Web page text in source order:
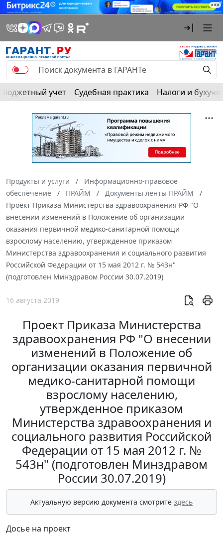
Бюджетный учет Судебная практика Налоги и
Продукты и услуги
Информационно-правовое
обеспечение
ПРАЙМ
Документы ленты ПРАЙМ
Проект Приказа Министерства здравоохранения РФ "О
внесении изменений в Положение об организации
оказания первичной медико-санитарной помощи
взрослому населению, утвержденное приказом
Министерства здравоохранения и социального развития
Российской Федерации от 15 мая 2012 г. № 543н"
(подготовлен Минздравом России 30.07.2019)
16 августа 2019
Проект Приказа Министерства
здравоохранения РФ "О внесении
изменений в Положение об
организации оказания первичной
медико-санитарной помощи
взрослому населению,
утвержденное приказом
Министерства здравоохранения и
социального развития Российской
Федерации от 15 мая 2012 г. №
543н" (подготовлен Минздравом
России 30.07.2019)
Актуальную версию документа смотрите здесь
Досье на проект